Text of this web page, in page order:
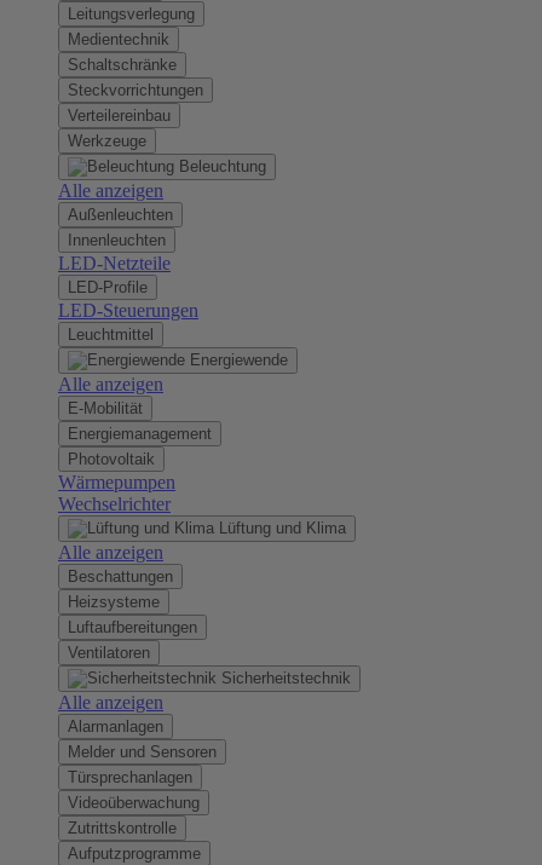
Leitungsverlegung
Medientechnik
Schaltschränke
Steckvorrichtungen
Verteilereinbau
Werkzeuge
Beleuchtung
Alle anzeigen
Außenleuchten
Innenleuchten
LED-Netzteile
LED-Profile
LED-Steuerungen
Leuchtmittel
Energiewende
Alle anzeigen
E-Mobilität
Energiemanagement
Photovoltaik
Wärmepumpen
Wechselrichter
Lüftung und Klima
Alle anzeigen
Beschattungen
Heizsysteme
Luftaufbereitungen
Ventilatoren
Sicherheitstechnik
Alle anzeigen
Alarmanlagen
Melder und Sensoren
Türsprechanlagen
Videoüberwachung
Zutrittskontrolle
Aufputzprogramme